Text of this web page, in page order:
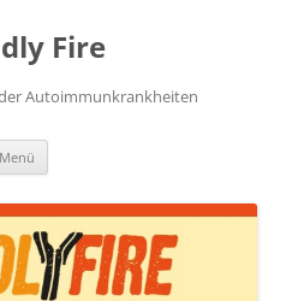
Fire
Autoimmunkrankheiten
Menü